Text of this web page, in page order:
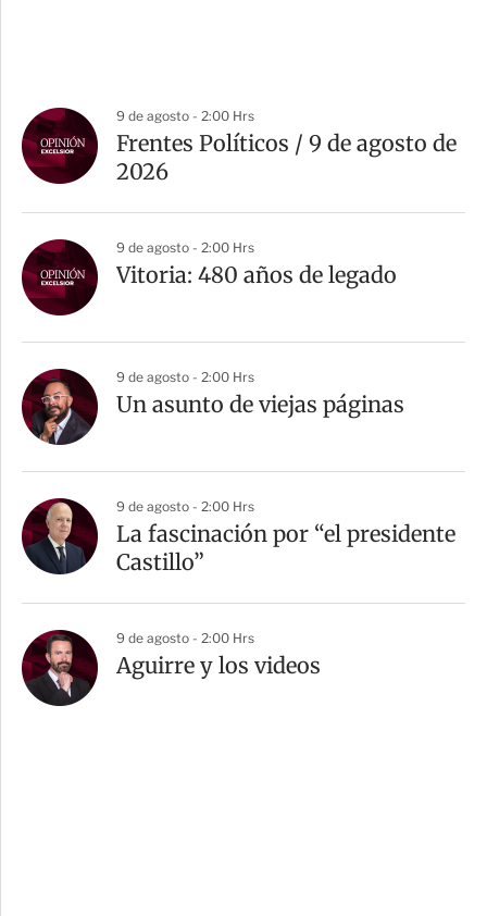
9 de agosto - 2:00 Hrs
Frentes Políticos / 9 de agosto de
2026
9 de agosto - 2:00 Hrs
Vitoria: 480 años de legado
9 de agosto - 2:00 Hrs
Un asunto de viejas páginas
9 de agosto - 2:00 Hrs
La fascinación por “el presidente
Castillo”
9 de agosto - 2:00 Hrs
Aguirre y los videos